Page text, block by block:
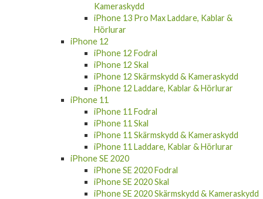
iPhone 13 Pro Max Laddare, Kablar &
Hörlurar
iPhone 12
iPhone 12 Fodral
iPhone 12 Skal
iPhone 12 Skärmskydd & Kameraskydd
iPhone 12 Laddare, Kablar & Hörlurar
iPhone 11
iPhone 11 Fodral
iPhone 11 Skal
iPhone 11 Skärmskydd & Kameraskydd
iPhone 11 Laddare, Kablar & Hörlurar
iPhone SE 2020
iPhone SE 2020 Fodral
iPhone SE 2020 Skal
iPhone SE 2020 Skärmskydd & Kameraskydd
iPhone SE 2020 Laddare, Kablar & Hörlurar